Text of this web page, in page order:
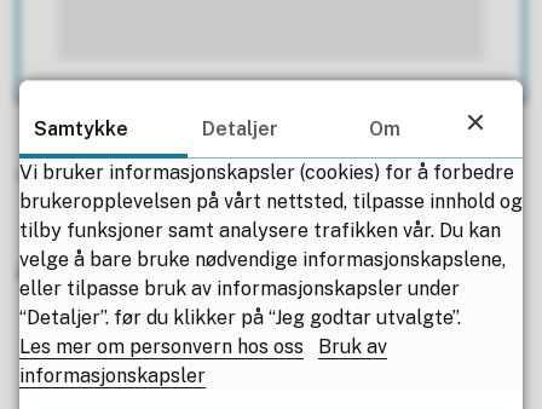
Publisert 26.01.2021 13.54 Sist endret 26.03.2026 13.13
Artikkelliste
Samtykke Detaljer
Om
Vi bruker informasjonskapsler (cookies) for å forbedre
brukeropplevelsen på vårt nettsted, tilpasse innhold og
tilby funksjoner samt analysere trafikken vår. Du kan
velge å bare bruke nødvendige informasjonskapslene,
eller tilpasse bruk av informasjonskapsler under
“Detaljer”. før du klikker på “Jeg godtar utvalgte”.
Les mer om personvern hos oss
Bruk av
informasjonskapsler